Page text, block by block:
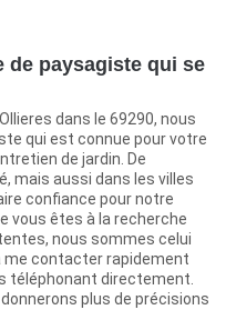
de paysagiste qui se
dans le 69290, nous
qui est connue pour votre
de jardin. De
mais aussi dans les villes
confiance pour notre
vous êtes à la recherche
nous sommes celui
me contacter rapidement
téléphonant directement.
plus de précisions